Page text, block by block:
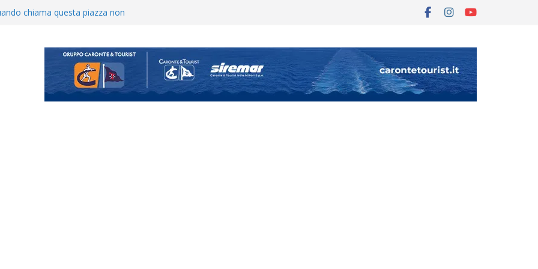
il ritiro di Cascia: intensità e
Tourè è un nuovo
il caso sul contratto del
Messina